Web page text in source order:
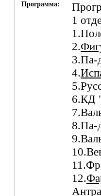
Программа:
1
2.
3.Па-
4.
6.КД
8.Па-
12.